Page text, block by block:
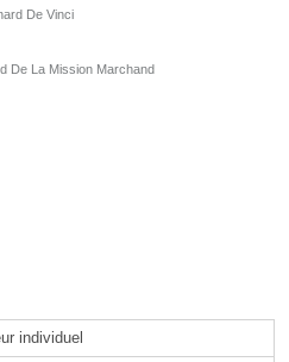
De Vinci
De La Mission Marchand
individuel